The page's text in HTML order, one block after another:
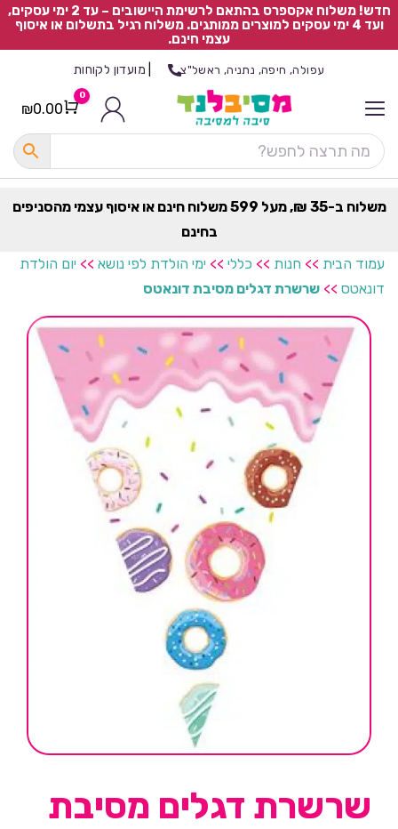
חדש! משלוח אקספרס בהתאם לרשימת היישובים – עד 2 ימי עסקים,
ועד 4 ימי עסקים למוצרים ממותגים. משלוח רגיל בתשלום או איסוף
עצמי חינם.
עפולה, חיפה, נתניה, ראשל"צ מועדון לקוחות
Cart
0
₪0.00
משלוח ב-35 ₪, מעל 599 משלוח חינם או איסוף עצמי מהסניפים
בחינם
עמוד הבית >> חנות >> כללי >> ימי הולדת לפי נושא >> יום הולדת
דונאטס >> שרשרת דגלים מסיבת דונאטס
שרשרת דגלים מסיבת